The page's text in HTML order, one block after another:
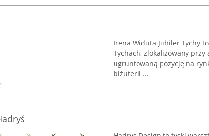
Irena Widuta Jubiler Tychy
Tychach, zlokalizowany przy
ugruntowaną pozycję na
biżuterii ...